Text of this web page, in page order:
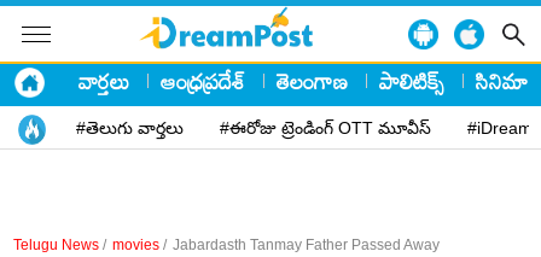
వార్తలు ఆంధ్రప్రదేశ్ తెలంగాణ పాలిటిక్స్ సినిమా
#తెలుగు వార్తలు #ఈరోజు ట్రెండింగ్ OTT మూవీస్
Telugu News / movies / Jabardasth Tanmay Father Passed Away